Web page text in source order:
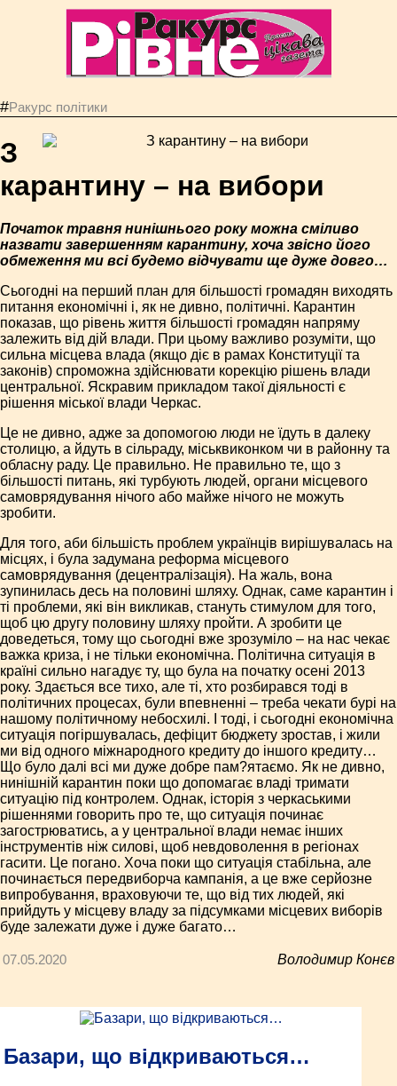
#Ракурс політики
З
карантину – на вибори
Початок травня нинішнього року можна сміливо
назвати завершенням карантину, хоча звісно його
обмеження ми всі будемо відчувати ще дуже довго…
Сьогодні на перший план для більшості громадян виходять
питання економічні і, як не дивно, політичні. Карантин
показав, що рівень життя більшості громадян напряму
залежить від дій влади. При цьому важливо розуміти, що
сильна місцева влада (якщо діє в рамах Конституції та
законів) спроможна здійснювати корекцію рішень влади
центральної. Яскравим прикладом такої діяльності є
рішення міської влади Черкас.
Це не дивно, адже за допомогою люди не їдуть в далеку
столицю, а йдуть в сільраду, міськвиконком чи в районну та
обласну раду. Це правильно. Не правильно те, що з
більшості питань, які турбують людей, органи місцевого
самоврядування нічого або майже нічого не можуть
зробити.
Для того, аби більшість проблем українців вирішувалась на
місцях, і була задумана реформа місцевого
самоврядування (децентралізація). На жаль, вона
зупинилась десь на половині шляху. Однак, саме карантин і
ті проблеми, які він викликав, стануть стимулом для того,
щоб цю другу половину шляху пройти. А зробити це
доведеться, тому що сьогодні вже зрозуміло – на нас чекає
важка криза, і не тільки економічна. Політична ситуація в
країні сильно нагадує ту, що була на початку осені 2013
року. Здається все тихо, але ті, хто розбирався тоді в
політичних процесах, були впевненні – треба чекати бурі на
нашому політичному небосхилі. І тоді, і сьогодні економічна
ситуація погіршувалась, дефіцит бюджету зростав, і жили
ми від одного міжнародного кредиту до іншого кредиту…
Що було далі всі ми дуже добре пам?ятаємо. Як не дивно,
нинішній карантин поки що допомагає владі тримати
ситуацію під контролем. Однак, історія з черкаськими
рішеннями говорить про те, що ситуація починає
загострюватись, а у центральної влади немає інших
інструментів ніж силові, щоб невдоволення в регіонах
гасити. Це погано. Хоча поки що ситуація стабільна, але
починається передвиборча кампанія, а це вже серйозне
випробування, враховуючи те, що від тих людей, які
прийдуть у місцеву владу за підсумками місцевих виборів
буде залежати дуже і дуже багато…
07.05.2020 Володимир Конєв
Базари, що відкриваються…